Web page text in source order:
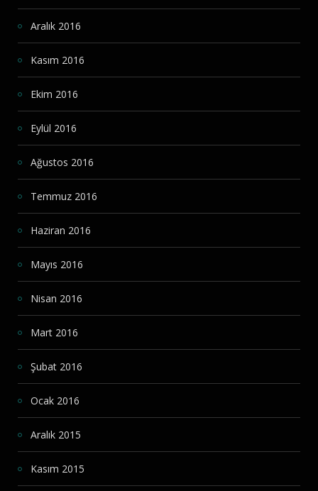
Aralık 2016
Kasım 2016
Ekim 2016
Eylül 2016
Ağustos 2016
Temmuz 2016
Haziran 2016
Mayıs 2016
Nisan 2016
Mart 2016
Şubat 2016
Ocak 2016
Aralık 2015
Kasım 2015